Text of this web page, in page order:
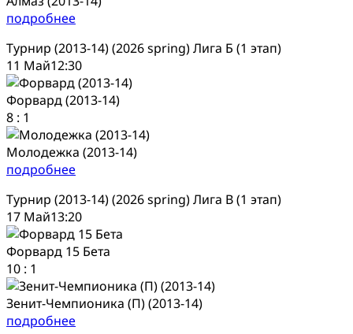
подробнее
Турнир (2013-14) (2026 spring) Лига Б (1 этап)
11 Май12:30
Форвард (2013-14)
8 : 1
Молодежка (2013-14)
подробнее
Турнир (2013-14) (2026 spring) Лига В (1 этап)
17 Май13:20
Форвард 15 Бета
10 : 1
Зенит-Чемпионика (П) (2013-14)
подробнее